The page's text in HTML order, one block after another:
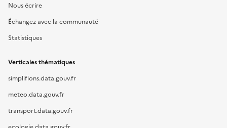
Nous écrire
Échangez avec la communauté
Statistiques
Verticales thématiques
simplifions.data.gouv.fr
meteo.data.gouv.fr
transport.data.gouv.fr